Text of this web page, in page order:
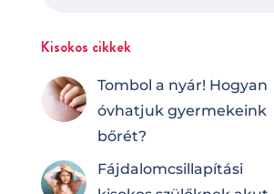
Kisokos cikkek
Tombol a nyár! Hogyan
óvhatjuk gyermekeink
bőrét?
Fájdalomcsilla­pí­tá­si